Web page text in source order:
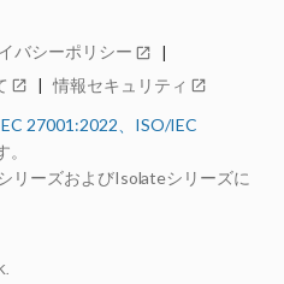
バシーポリシー open_in_new
open_in_new 情報セキュリティ open_in_new
27001:2022、ISO/IEC
リーズおよびIsolateシリーズに